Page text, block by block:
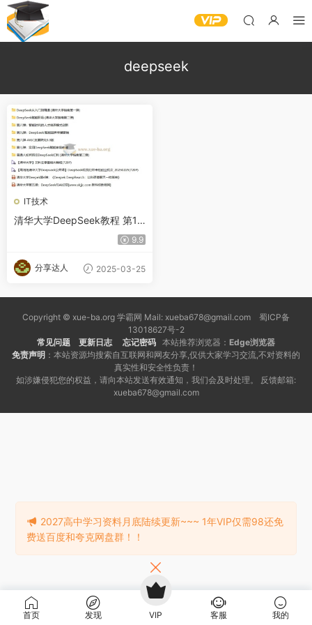
deepseek
IT技术
清华大学DeepSeek教程 第1-
9.9
分享达人 2025-03-25
Copyright © xue-ba.org 学霸网 Mail: xueba678@gmail.com 蜀ICP备
13018627号-2
常见问题
更新日志 忘记密码 本站推荐浏览器： Edge浏览器
免责声明 ：本站资源均搜索自互联网和网友分享,仅供大家学习交流,不对资料的
真实性和安全性负责！
如涉嫌侵犯您的权益，请向本站发送有效通知，我们会及时处理。 反馈邮箱:
xueba678@gmail.com
首页 发现 VIP 客服 我的
2027高中学习资料月底陆续更新~~~ 1年VIP仅需98还免
费送百度和夸克网盘群！！